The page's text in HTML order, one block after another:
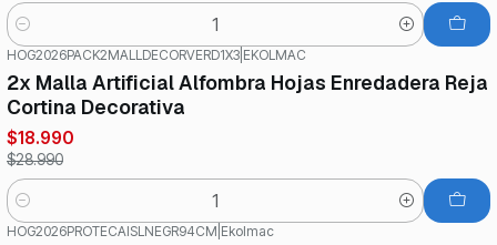
Cantidad
HOG2026PACK2MALLDECORVERD1X3 EKOLMAC
2x Malla Artificial Alfombra Hojas Enredadera Reja
Cortina Decorativa
$18.990
$28.990
Cantidad
HOG2026PROTECAISLNEGR94CM Ekolmac